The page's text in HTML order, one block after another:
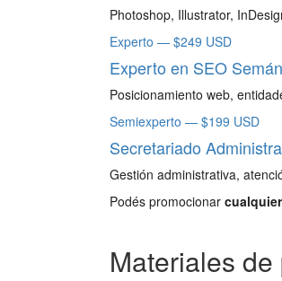
Photoshop, Illustrator,
Experto — $249 USD
Experto en SEO
Posicionamiento web,
Semiexperto — $199 USD
Secretariado
Gestión administrativa,
Podés promocionar
Materiales de